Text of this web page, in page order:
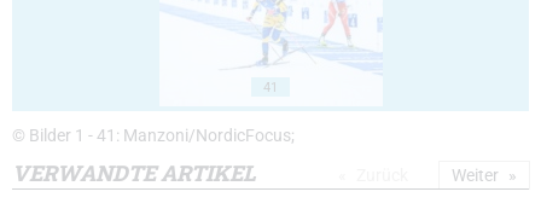
41
© Bilder 1 - 41: Manzoni/NordicFocus;
VERWANDTE ARTIKEL Weiter